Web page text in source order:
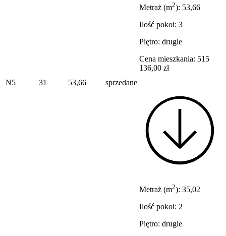
N5 31 53,66 sprzedane
Metraż (m2): 53,66
Ilość pokoi: 3
Piętro: drugie
Cena mieszkania: 515
136,00 zł
Metraż (m2): 35,02
Ilość pokoi: 2
Piętro: drugie